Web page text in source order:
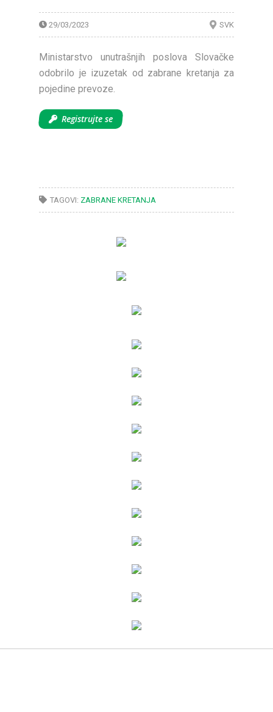
29/03/2023 SVK
Ministarstvo unutrašnjih poslova Slovačke
odobrilo je izuzetak od zabrane kretanja za
pojedine prevoze.
Registrujte se
TAGOVI: ZABRANE KRETANJA